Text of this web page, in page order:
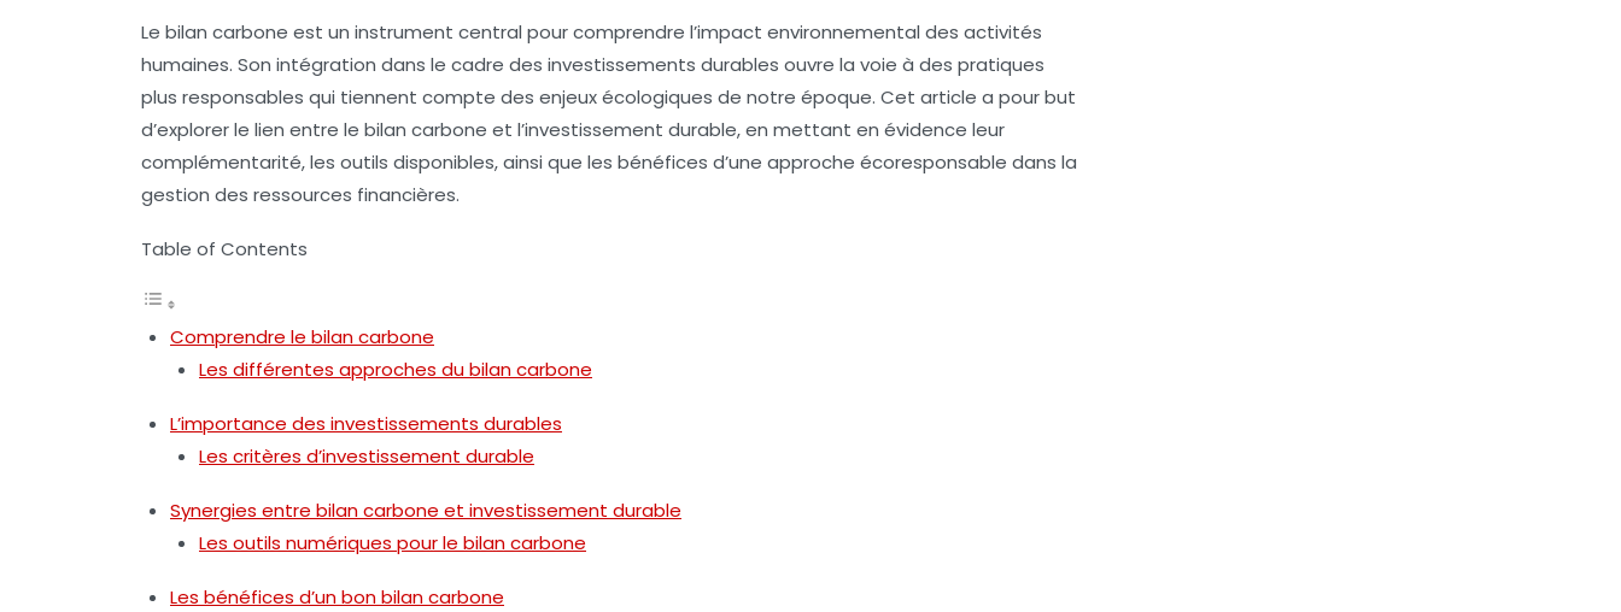
Le bilan carbone est un instrument central pour comprendre l’impact environnemental des activités
humaines. Son intégration dans le cadre des investissements durables ouvre la voie à des pratiques
plus responsables qui tiennent compte des enjeux écologiques de notre époque. Cet article a pour but
d’explorer le lien entre le bilan carbone et l’investissement durable, en mettant en évidence leur
complémentarité, les outils disponibles, ainsi que les bénéfices d’une approche écoresponsable dans la
gestion des ressources financières.
Table of Contents
Comprendre le bilan carbone
Les différentes approches du bilan carbone
L’importance des investissements durables
Les critères d’investissement durable
Synergies entre bilan carbone et investissement durable
Les outils numériques pour le bilan carbone
Les bénéfices d’un bon bilan carbone